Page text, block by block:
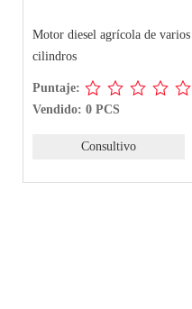
Motor diesel agrícola de varios
cilindros
Puntaje:
Vendido: 0 PCS
Consultivo